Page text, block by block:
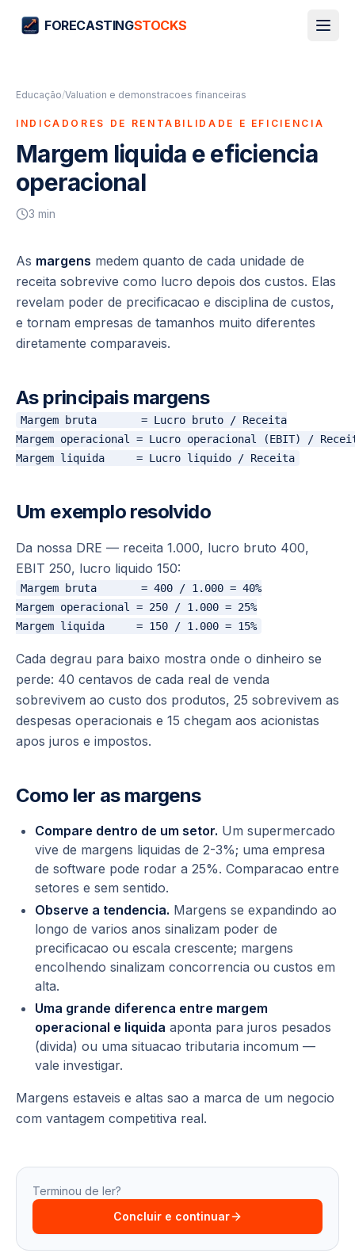
FORECASTINGSTOCKS
Educação/Valuation e demonstracoes financeiras
INDICADORES DE RENTABILIDADE E EFICIENCIA
Margem liquida e eficiencia
operacional
3 min
As margens medem quanto de cada unidade de
receita sobrevive como lucro depois dos custos. Elas
revelam poder de precificacao e disciplina de custos,
e tornam empresas de tamanhos muito diferentes
diretamente comparaveis.
As principais margens
Margem bruta       = Lucro bruto / Receita
Margem operacional = Lucro operacional (EBIT) /
Um exemplo resolvido
Da nossa DRE — receita 1.000, lucro bruto 400,
EBIT 250, lucro liquido 150:
Margem bruta       = 400 / 1.000 = 40%
Margem operacional = 250 / 1.000 = 25%
Cada degrau para baixo mostra onde o dinheiro se
perde: 40 centavos de cada real de venda
sobrevivem ao custo dos produtos, 25 sobrevivem as
despesas operacionais e 15 chegam aos acionistas
apos juros e impostos.
Como ler as margens
Compare dentro de um setor. Um supermercado
vive de margens liquidas de 2-3%; uma empresa
de software pode rodar a 25%. Comparacao entre
setores e sem sentido.
Observe a tendencia. Margens se expandindo ao
longo de varios anos sinalizam poder de
precificacao ou escala crescente; margens
encolhendo sinalizam concorrencia ou custos em
alta.
Uma grande diferenca entre margem
operacional e liquida aponta para juros pesados
(divida) ou uma situacao tributaria incomum —
vale investigar.
Margens estaveis e altas sao a marca de um negocio
com vantagem competitiva real.
Terminou de ler?
Concluir e continuar